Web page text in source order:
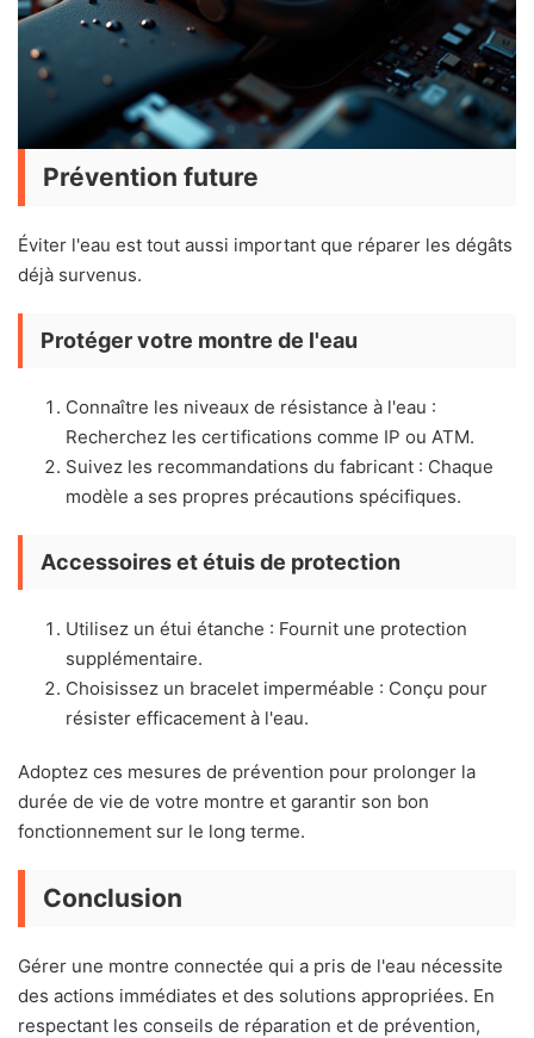
Prévention future
Éviter l'eau est tout aussi important que réparer les dégâts
déjà survenus.
Protéger votre montre de l'eau
Connaître les niveaux de résistance à l'eau :
Recherchez les certifications comme IP ou ATM.
Suivez les recommandations du fabricant : Chaque
modèle a ses propres précautions spécifiques.
Accessoires et étuis de protection
Utilisez un étui étanche : Fournit une protection
supplémentaire.
Choisissez un bracelet imperméable : Conçu pour
résister efficacement à l'eau.
Adoptez ces mesures de prévention pour prolonger la
durée de vie de votre montre et garantir son bon
fonctionnement sur le long terme.
Conclusion
Gérer une montre connectée qui a pris de l'eau nécessite
des actions immédiates et des solutions appropriées. En
respectant les conseils de réparation et de prévention,